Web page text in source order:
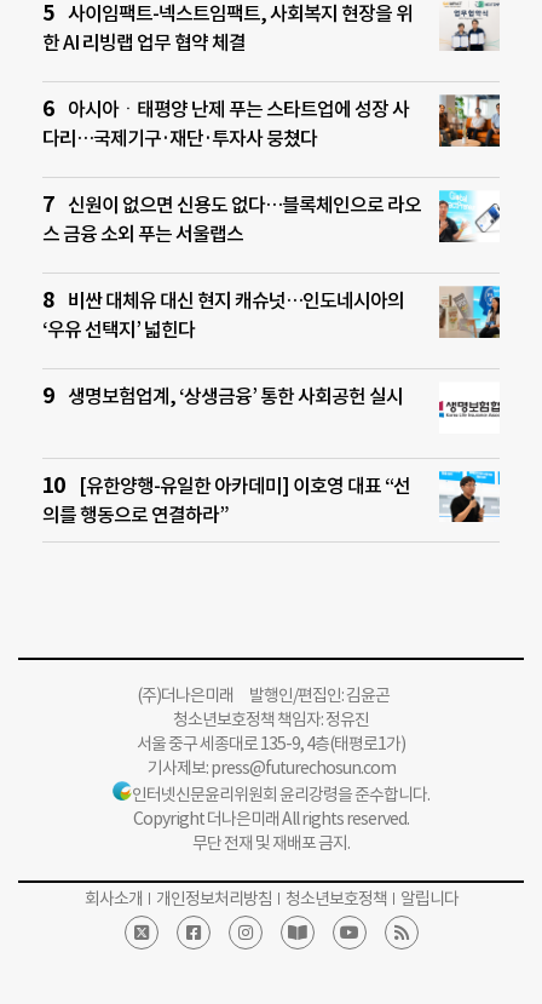
사이임팩트-넥스트임팩트, 사회복지 현장을 위
한 AI 리빙랩 업무 협약 체결
아시아ㆍ태평양 난제 푸는 스타트업에 성장 사
다리…국제기구·재단·투자사 뭉쳤다
신원이 없으면 신용도 없다…블록체인으로 라오
스 금융 소외 푸는 서울랩스
비싼 대체유 대신 현지 캐슈넛…인도네시아의
‘우유 선택지’ 넓힌다
생명보험업계, ‘상생금융’ 통한 사회공헌 실시
[유한양행-유일한 아카데미] 이호영 대표 “선
의를 행동으로 연결하라”
(주)더나은미래 발행인/편집인: 김윤곤
청소년보호정책 책임자: 정유진
서울 중구 세종대로 135-9, 4층(태평로1가)
기사제보:press@futurechosun.com
인터넷신문윤리위원회 윤리강령을 준수합니다.
Copyright 더나은미래 All rights reserved.
무단 전재 및 재배포 금지.
회사소개 개인정보처리방침 청소년보호정책 알립니다